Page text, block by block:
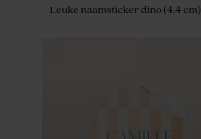
Leuke naamsticker dino (4,4 cm)